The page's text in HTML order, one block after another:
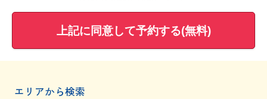
上記に同意して予約する(無料)
エリアから検索